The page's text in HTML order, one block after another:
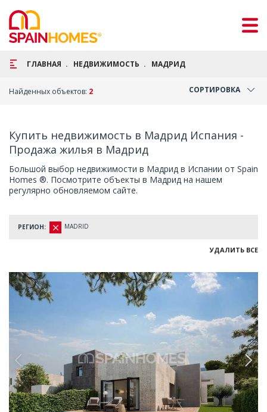
ГЛАВНАЯ НЕДВИЖИМОСТЬ МАДРИД
СОРТИРОВКА
Найденных объектов: 2
Купить недвижимость в Мадрид Испания -
Продажа жилья в Мадрид
Большой выбор недвижимости в Мадрид в Испании от Spain
Homes ®. Посмотрите объекты в Мадрид на нашем
регулярно обновляемом сайте.
РЕГИОН: MADRID
УДАЛИТЬ ВСЕ